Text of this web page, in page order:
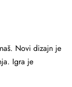
Novi dizajn je
Igra je